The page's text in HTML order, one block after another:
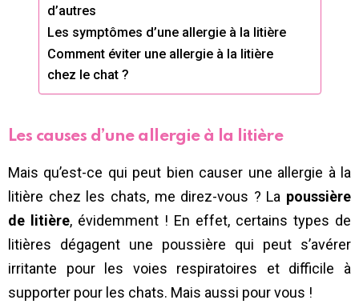
d’autres
Les symptômes d’une allergie à la litière
Comment éviter une allergie à la litière
chez le chat ?
Les causes d’une allergie à la litière
Mais qu’est-ce qui peut bien causer une allergie à la
litière chez les chats, me direz-vous ? La poussière
de litière, évidemment ! En effet, certains types de
litières dégagent une poussière qui peut s’avérer
irritante pour les voies respiratoires et difficile à
supporter pour les chats. Mais aussi pour vous !